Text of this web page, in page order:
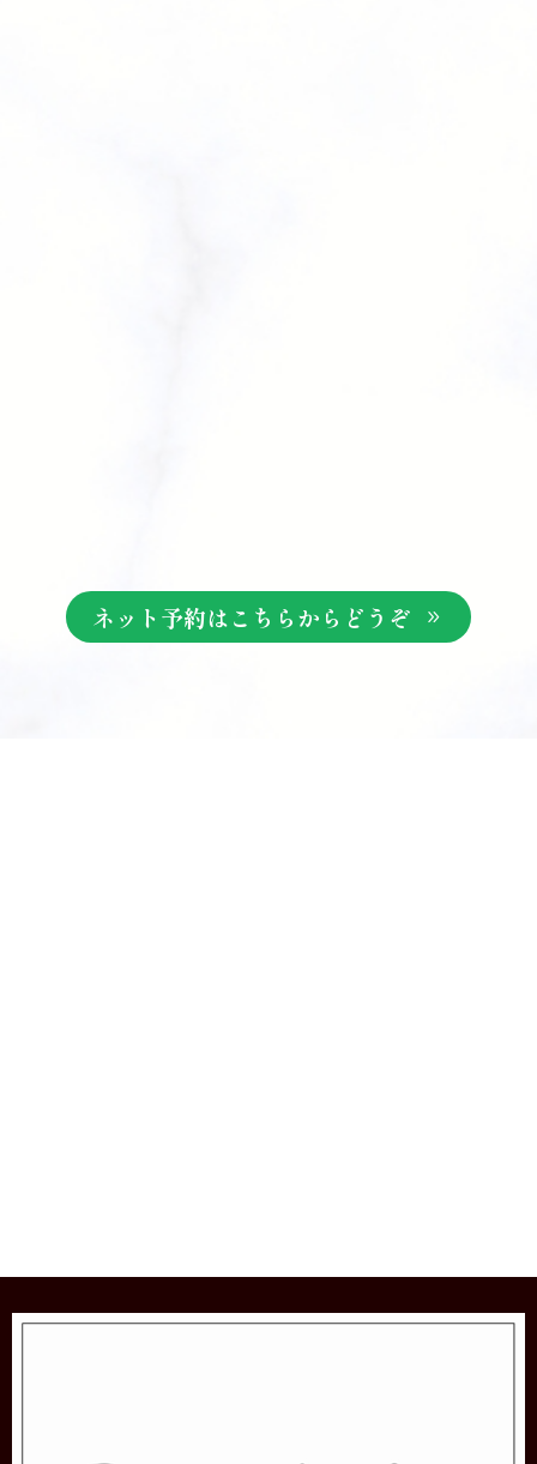
ネット予約はこちらからどうぞ